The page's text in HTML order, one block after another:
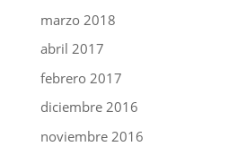
marzo 2018
abril 2017
febrero 2017
diciembre 2016
noviembre 2016